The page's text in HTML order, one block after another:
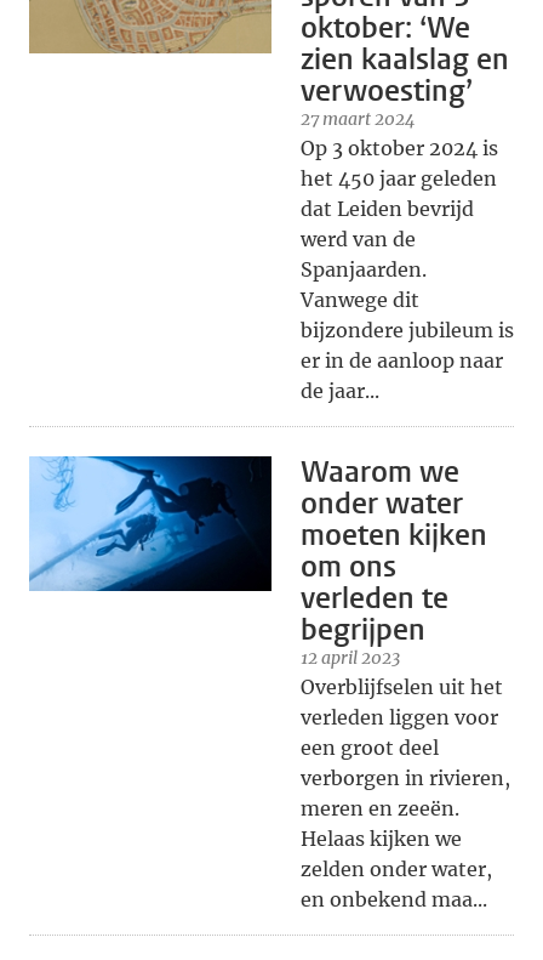
oktober: ‘We
zien kaalslag en
verwoesting’
27 maart 2024
Op 3 oktober 2024 is
het 450 jaar geleden
dat Leiden bevrijd
werd van de
Spanjaarden.
Vanwege dit
bijzondere jubileum is
er in de aanloop naar
de jaar...
Waarom we
onder water
moeten kijken
om ons
verleden te
begrijpen
12 april 2023
Overblijfselen uit het
verleden liggen voor
een groot deel
verborgen in rivieren,
meren en zeeën.
Helaas kijken we
zelden onder water,
en onbekend maa...